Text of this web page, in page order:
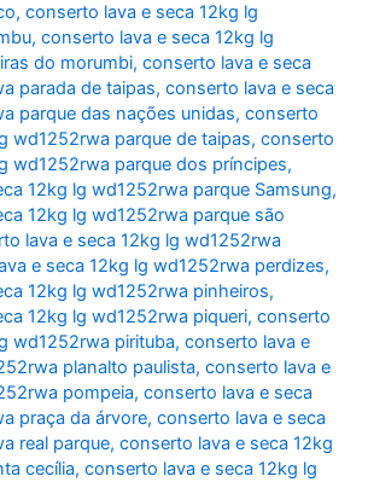
,conserto lava e seca 12kg lg
,conserto lava e seca 12kg lg
do morumbi,conserto lava e seca
parada de taipas,conserto lava e seca
parque das nações unidas,conserto
wd1252rwa parque de taipas,conserto
wd1252rwa parque dos príncipes,
12kg lg wd1252rwa parque Samsung,
12kg lg wd1252rwa parque são
lava e seca 12kg lg wd1252rwa
e seca 12kg lg wd1252rwa perdizes,
12kg lg wd1252rwa pinheiros,
12kg lg wd1252rwa piqueri,conserto
wd1252rwa pirituba,conserto lava e
planalto paulista,conserto lava e
pompeia,conserto lava e seca
praça da árvore,conserto lava e seca
real parque,conserto lava e seca 12kg
cecília,conserto lava e seca 12kg lg